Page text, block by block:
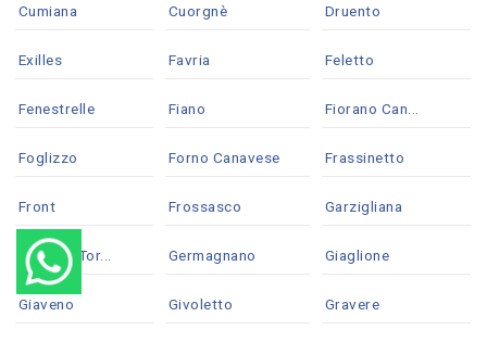
Cumiana Cuorgnè Druento
Exilles Favria Feletto
Fenestrelle Fiano Fiorano Can...
Foglizzo Forno Canavese Frassinetto
Front Frossasco Garzigliana
Gassino Tor... Germagnano Giaglione
Giaveno Givoletto Gravere